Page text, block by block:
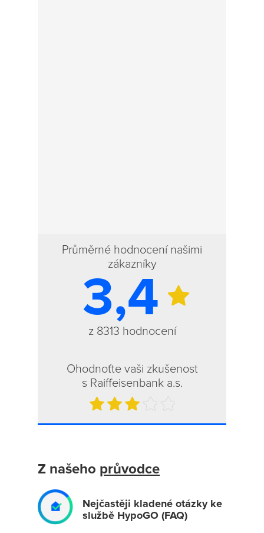
Průměrné hodnocení našimi
zákazníky
3,4
z 8313 hodnocení
Ohodnoťte vaši zkušenost
s Raiffeisenbank a.s.
Z našeho průvodce
Nejčastěji kladené otázky ke
službě HypoGO (FAQ)